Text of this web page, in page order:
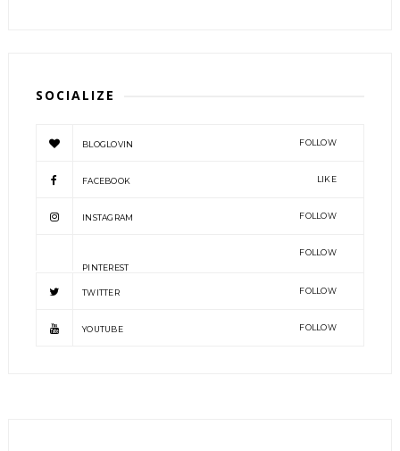
SOCIALIZE
BLOGLOVIN FOLLOW
FACEBOOK LIKE
INSTAGRAM FOLLOW
PINTEREST
FOLLOW
TWITTER FOLLOW
YOUTUBE FOLLOW